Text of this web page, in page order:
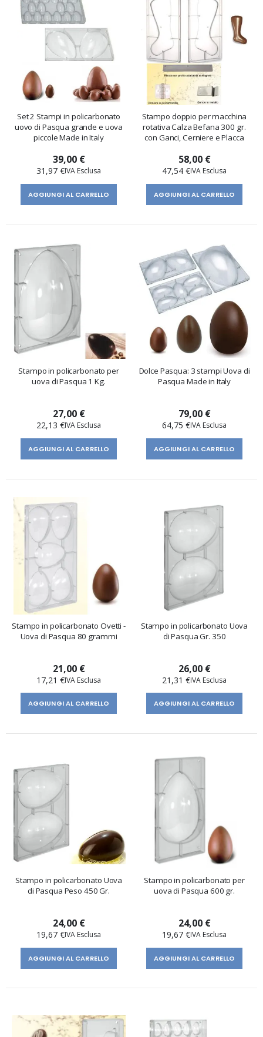
Set 2 Stampi in policarbonato
uovo di Pasqua grande e uova
piccole Made in Italy
39,00 €
31,97 €
AGGIUNGI AL CARRELLO
Stampo doppio per macchina
rotativa Calza Befana 300 gr.
con Ganci, Cerniere e Placca
58,00 €
47,54 €
AGGIUNGI AL CARRELLO
Stampo in policarbonato per
uova di Pasqua 1 Kg.
27,00 €
22,13 €
AGGIUNGI AL CARRELLO
Dolce Pasqua: 3 stampi Uova di
Pasqua Made in Italy
79,00 €
64,75 €
AGGIUNGI AL CARRELLO
Stampo in policarbonato Ovetti -
Uova di Pasqua 80 grammi
21,00 €
17,21 €
AGGIUNGI AL CARRELLO
Stampo in policarbonato Uova
di Pasqua Gr. 350
26,00 €
21,31 €
AGGIUNGI AL CARRELLO
Stampo in policarbonato Uova
di Pasqua Peso 450 Gr.
24,00 €
19,67 €
AGGIUNGI AL CARRELLO
Stampo in policarbonato per
uova di Pasqua 600 gr.
24,00 €
19,67 €
AGGIUNGI AL CARRELLO